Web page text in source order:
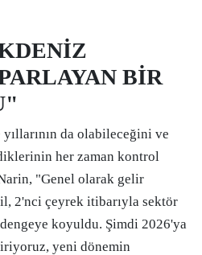
BİR
da olabileceğini ve
her zaman kontrol
"Genel olarak gelir
2'nci çeyrek itibarıyla sektör
koyuldu. Şimdi 2026'ya
yeni dönemin